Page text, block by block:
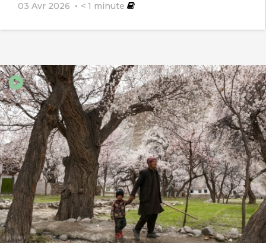
03 Avr 2026 < 1 minute